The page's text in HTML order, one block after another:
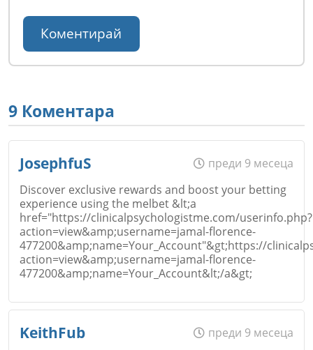
9 Коментара
JosephfuS
преди 9 месеца
Discover exclusive rewards and boost your betting
experience using the melbet &lt;a
href="https://clinicalpsychologistme.com/userinfo.php?
action=view&amp;username=jamal-florence-
477200&amp;name=Your_Account"&gt;https://
action=view&amp;username=jamal-florence-
477200&amp;name=Your_Account&lt;/a&gt;
KeithFub
преди 9 месеца